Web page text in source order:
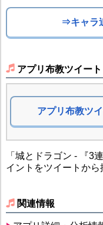
⇒キャラ
アプリ布教ツイート
アプリ布教ツ
「城とドラゴン - 『3
イントをツイートから
関連情報